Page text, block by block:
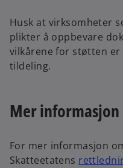
Husk at virksomheter
plikter å oppbevare
vilkårene for støtten
tildeling.
Mer informasjon
For mer informasjon
Skatteetatens